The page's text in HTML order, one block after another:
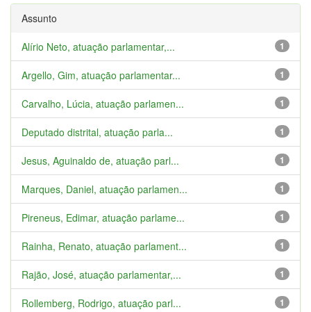
Assunto
1
Alírio Neto, atuação parlamentar,...
1
Argello, Gim, atuação parlamentar...
1
Carvalho, Lúcia, atuação parlamen...
1
Deputado distrital, atuação parla...
1
Jesus, Aguinaldo de, atuação parl...
1
Marques, Daniel, atuação parlamen...
1
Pireneus, Edimar, atuação parlame...
1
Rainha, Renato, atuação parlament...
1
Rajão, José, atuação parlamentar,...
1
Rollemberg, Rodrigo, atuação parl...